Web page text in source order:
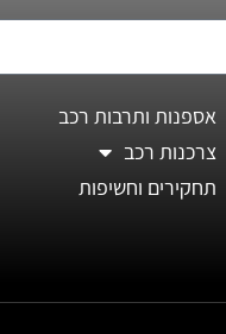
אספנות ותרבות רכב
צרכנות רכב
תחקירים וחשיפות